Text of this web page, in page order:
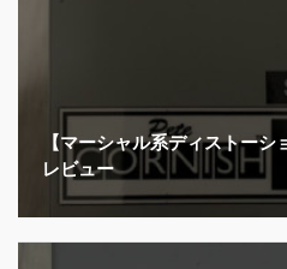
【マーシャル系ディストーシ
レビュー